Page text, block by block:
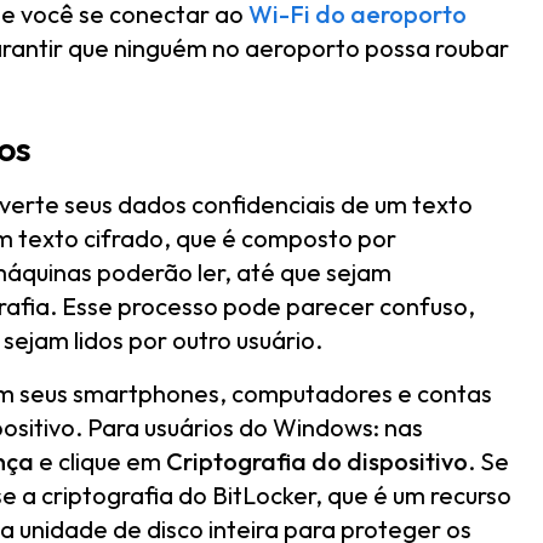
você se conectar ao Wi-Fi do aeroporto
que ninguém no aeroporto possa roubar
seus dados confidenciais de um texto
texto cifrado, que é composto por
poderão ler, até que sejam
Esse processo pode parecer confuso,
lidos por outro usuário.
smartphones, computadores e contas
Para usuários do Windows: nas
e clique em Criptografia do dispositivo. Se
a criptografia do BitLocker, que é um recurso
unidade de disco inteira para proteger os